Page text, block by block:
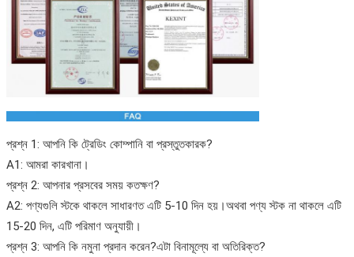
প্রশ্ন 1: আপনি কি ট্রেডিং কোম্পানি বা প্রস্তুতকারক?
A1: আমরা কারখানা।
প্রশ্ন 2: আপনার প্রসবের সময় কতক্ষণ?
A2: পণ্যগুলি স্টকে থাকলে সাধারণত এটি 5-10 দিন হয়।অথবা পণ্য স্টক না থাকলে এটি
15-20 দিন, এটি পরিমাণ অনুযায়ী।
প্রশ্ন 3: আপনি কি নমুনা প্রদান করেন?এটা বিনামূল্যে বা অতিরিক্ত?